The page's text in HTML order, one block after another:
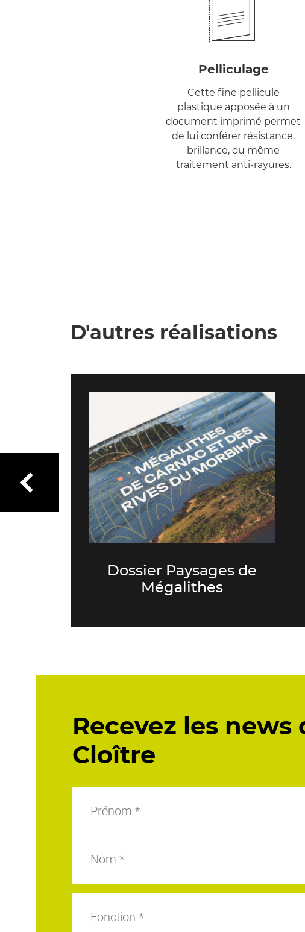
Pelliculage
Cette fine pellicule
plastique apposée à un
document imprimé permet
de lui conférer résistance,
brillance, ou même
traitement anti-rayures.
D'autres réalisations
Dossier Paysages de
Mégalithes
Recevez les news
Cloître